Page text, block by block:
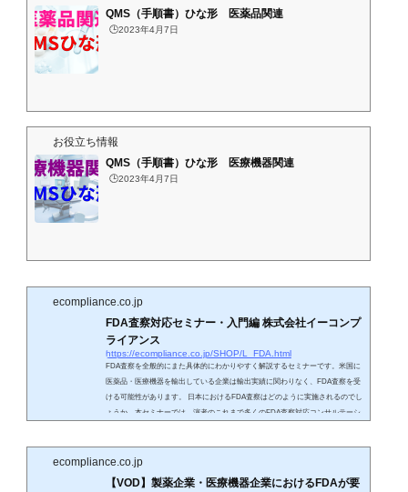
QMS（手順書）ひな形 医薬品関連
🕒️2023年4月7日
お役立ち情報
QMS（手順書）ひな形 医療機器関連
🕒️2023年4月7日
ecompliance.co.jp
FDA査察対応セミナー・入門編 株式会社イーコンプ
ライアンス
https://ecompliance.co.jp/SHOP/L_FDA.html
FDA査察を全般的にまた具体的にわかりやすく解説するセミナーです。米国に
医薬品・医療機器を輸出している企業は輸出実績に関わりなく、FDA査察を受
ける可能性があります。 日本におけるFDA査察はどのように実施されるのでし
ょうか。本セミナーでは、演者のこれまで多くのFDA査察対応コンサルテーシ
断用医薬品の米国輸出を阻止し、米国における患者・ユーザを保護する。』と
ecompliance.co.jp
【VOD】製薬企業・医療機器企業におけるFDAが要